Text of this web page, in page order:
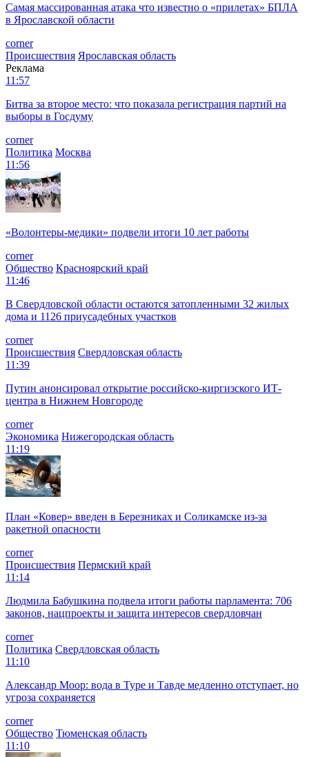
Самая массированная атака что известно о «прилетах» БПЛА
в Ярославской области
corner
Происшествия Ярославская область
Реклама
11:57
Битва за второе место: что показала регистрация партий на
выборы в Госдуму
corner
Политика Москва
11:56
«Волонтеры-медики» подвели итоги 10 лет работы
corner
Общество Красноярский край
11:46
В Свердловской области остаются затопленными 32 жилых
дома и 1126 приусадебных участков
corner
Происшествия Свердловская область
11:39
Путин анонсировал открытие российско-киргизского ИТ-
центра в Нижнем Новгороде
corner
Экономика Нижегородская область
11:19
План «Ковер» введен в Березниках и Соликамске из-за
ракетной опасности
corner
Происшествия Пермский край
11:14
Людмила Бабушкина подвела итоги работы парламента: 706
законов, нацпроекты и защита интересов свердловчан
corner
Политика Свердловская область
11:10
Александр Моор: вода в Туре и Тавде медленно отступает, но
угроза сохраняется
corner
Общество Тюменская область
11:10